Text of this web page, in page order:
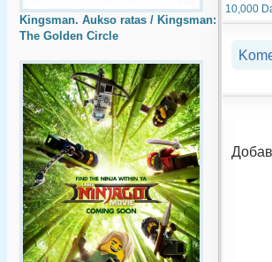
Kingsman. Aukso ratas / Kingsman:
The Golden Circle
10,000